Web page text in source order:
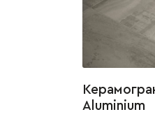
Aluminium